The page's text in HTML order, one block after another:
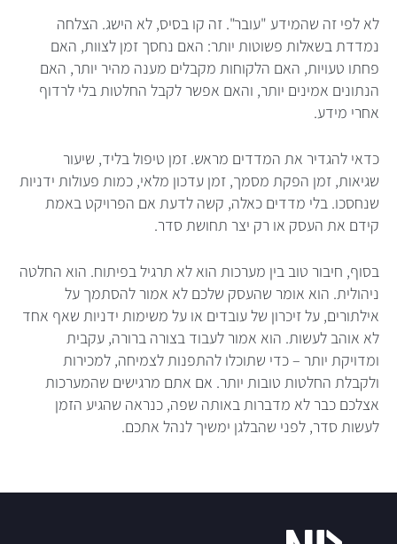
לא לפי זה שהמידע "עובר". זה קו בסיס, לא הישג. הצלחה
נמדדת בשאלות פשוטות יותר: האם נחסך זמן לצוות, האם
פחתו טעויות, האם הלקוחות מקבלים מענה מהיר יותר, האם
הנתונים אמינים יותר, והאם אפשר לקבל החלטות בלי לרדוף
אחרי מידע.
כדאי להגדיר את המדדים מראש. זמן טיפול בליד, שיעור
שגיאות, זמן הפקת מסמך, זמן עדכון מלאי, כמות פעולות ידניות
שנחסכו. בלי מדדים כאלה, קשה לדעת אם הפרויקט באמת
קידם את העסק או רק יצר תחושת סדר.
בסוף, חיבור טוב בין מערכות הוא לא תרגיל בפיתוח. הוא החלטה
ניהולית. הוא אומר שהעסק שלכם לא אמור להסתמך על
אילתורים, על זיכרון של עובדים או על משימות ידניות שאף אחד
לא אוהב לעשות. הוא אמור לעבוד בצורה ברורה, עקבית
ומדויקת יותר – כדי שתוכלו להתפנות לצמיחה, למכירות
ולקבלת החלטות טובות יותר. אם אתם מרגישים שהמערכות
אצלכם כבר לא מדברות באותה שפה, כנראה שהגיע הזמן
לעשות סדר, לפני שהבלגן ימשיך לנהל אתכם.